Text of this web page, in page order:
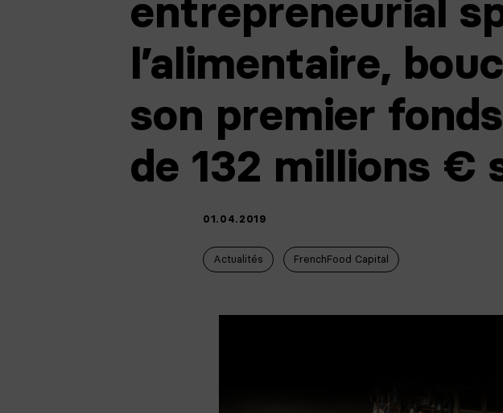
entrepreneurial
l’alimentaire,
son premier
de 132 millions €
01.04.2019
Actualités FrenchFood Capital